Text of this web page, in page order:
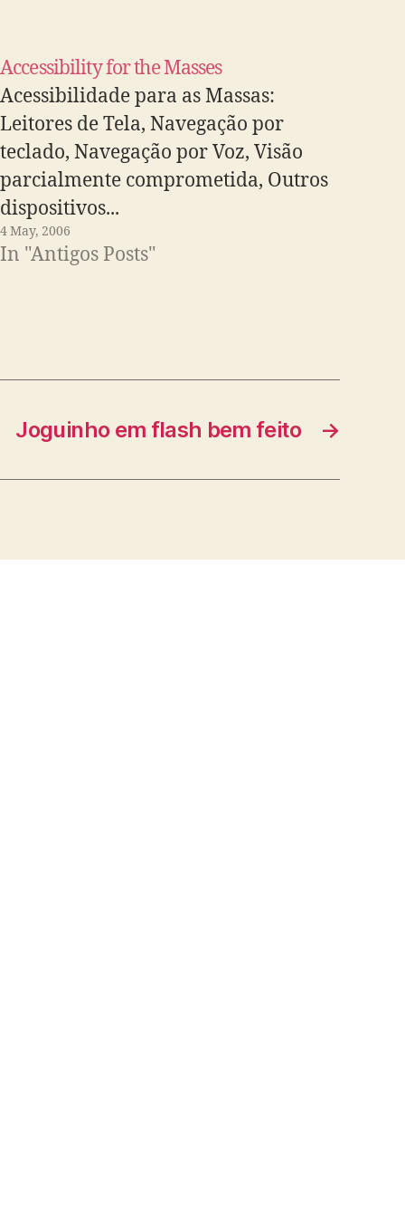
Accessibility for the Masses
Acessibilidade para as Massas:
Leitores de Tela, Navegação por
teclado, Navegação por Voz, Visão
parcialmente comprometida, Outros
dispositivos...
4 May, 2006
In "Antigos Posts"
→
Joguinho em flash bem feito